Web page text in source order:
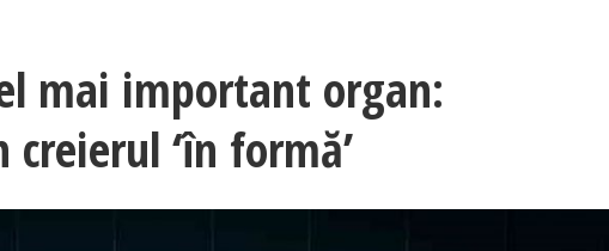
mai important organ:
‘în formă’